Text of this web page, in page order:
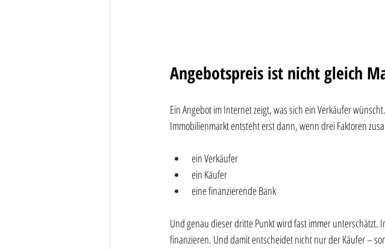
Angebotspreis ist nicht gleich
Ein Angebot im Internet zeigt, was sich ein Verkäufer
Immobilienmarkt entsteht erst dann, wenn drei Faktoren
ein Verkäufer
ein Käufer
eine finanzierende Bank
Und genau dieser dritte Punkt wird fast immer
finanzieren. Und damit entscheidet nicht nur der Käufer –